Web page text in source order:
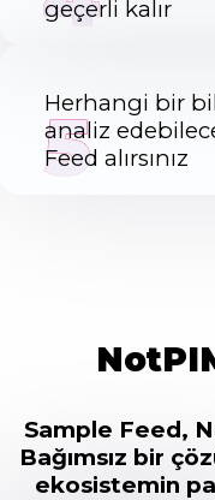
geçerli kalır
Herhangi bir
analiz
Feed alırsınız
5
Sample Feed,
Bağımsız bir
ekosistemin